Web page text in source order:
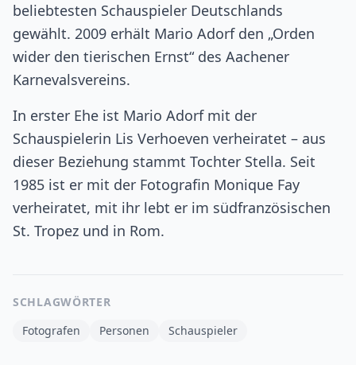
beliebtesten Schauspieler Deutschlands
gewählt. 2009 erhält Mario Adorf den „Orden
wider den tierischen Ernst“ des Aachener
Karnevalsvereins.
In erster Ehe ist Mario Adorf mit der
Schauspielerin Lis Verhoeven verheiratet – aus
dieser Beziehung stammt Tochter Stella. Seit
1985 ist er mit der Fotografin Monique Fay
verheiratet, mit ihr lebt er im südfranzösischen
St. Tropez und in Rom.
SCHLAGWÖRTER
Fotografen
Personen Schauspieler